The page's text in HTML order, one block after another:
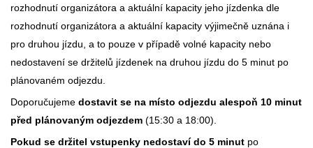
rozhodnutí organizátora a aktuální kapacity jeho jízdenka dle
rozhodnutí organizátora a aktuální kapacity výjimečně uznána i
pro druhou jízdu, a to pouze v případě volné kapacity nebo
nedostavení se držitelů jízdenek na druhou jízdu do 5 minut po
plánovaném odjezdu.
Doporučujeme dostavit se na místo odjezdu alespoň 10 minut
před plánovaným odjezdem (15:30 a 18:00).
Pokud se držitel vstupenky nedostaví do 5 minut po